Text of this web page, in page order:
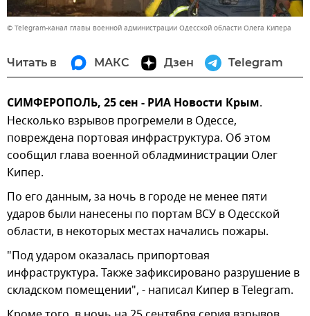
© Telegram-канал главы военной администрации Одесской области Олега Кипера
Читать в МАКС Дзен Telegram
СИМФЕРОПОЛЬ, 25 сен - РИА Новости Крым.
Несколько взрывов прогремели в Одессе,
повреждена портовая инфраструктура. Об этом
сообщил глава военной обладминистрации Олег
Кипер.
По его данным, за ночь в городе не менее пяти
ударов были нанесены по портам ВСУ в Одесской
области, в некоторых местах начались пожары.
"Под ударом оказалась припортовая
инфраструктура. Также зафиксировано разрушение в
складском помещении", - написал Кипер в Telegram.